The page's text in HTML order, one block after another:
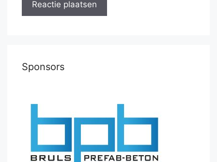
Sponsors